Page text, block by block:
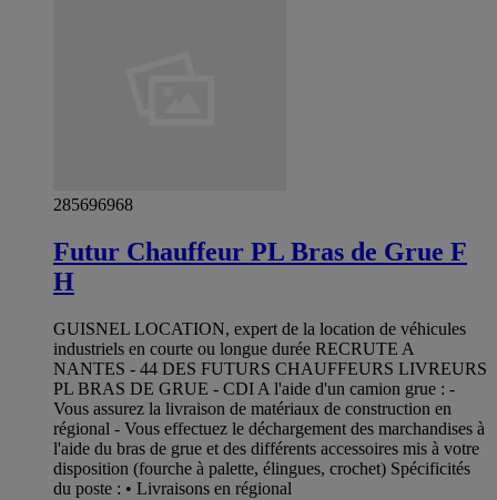
285696968
Futur Chauffeur PL Bras de Grue F
H
GUISNEL LOCATION, expert de la location de véhicules
industriels en courte ou longue durée RECRUTE A
NANTES - 44 DES FUTURS CHAUFFEURS LIVREURS
PL BRAS DE GRUE - CDI A l'aide d'un camion grue : -
Vous assurez la livraison de matériaux de construction en
régional - Vous effectuez le déchargement des marchandises à
l'aide du bras de grue et des différents accessoires mis à votre
disposition (fourche à palette, élingues, crochet) Spécificités
du poste : • Livraisons en régional